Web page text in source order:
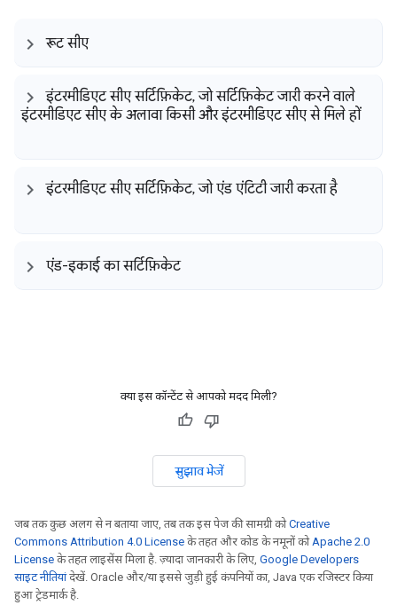
रूट सीए
इंटरमीडिएट सीए सर्टिफ़िकेट,जो सर्टिफ़िकेट जारी करने वाले
इंटरमीडिएट सीए के अलावा किसी और इंटरमीडिएट सीए से मिले हों
इंटरमीडिएट सीए सर्टिफ़िकेट,जो एंड एंटिटी जारी करता है
एंड-इकाई का सर्टिफ़िकेट
क्या इस कॉन्टेंट से आपको मदद मिली?
सुझाव भेजें
जब तक कुछ अलग से न बताया जाए, तब तक इस पेज की सामग्री कोCreative
Commons Attribution 4.0 License के तहत और कोड के नमूनों को Apache 2.0
License के तहत लाइसेंस मिला है. ज़्यादा जानकारी के लिए, Google Developers
साइट नीतियांदेखें. Oracle और/या इससे जुड़ी हुई कंपनियों का, Java एक रजिस्टर किया
हुआ ट्रेडमार्क है.